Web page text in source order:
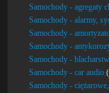
Samochody - agregaty
Samochody - alarmy,
Samochody -
Samochody -
Samochody -
Samochody - car audio
Samochody -